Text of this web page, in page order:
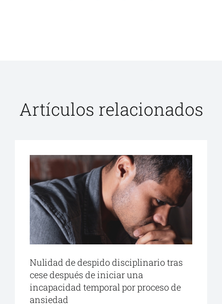
Artículos relacionados
Nulidad de despido disciplinario tras
cese después de iniciar una
incapacidad temporal por proceso de
ansiedad